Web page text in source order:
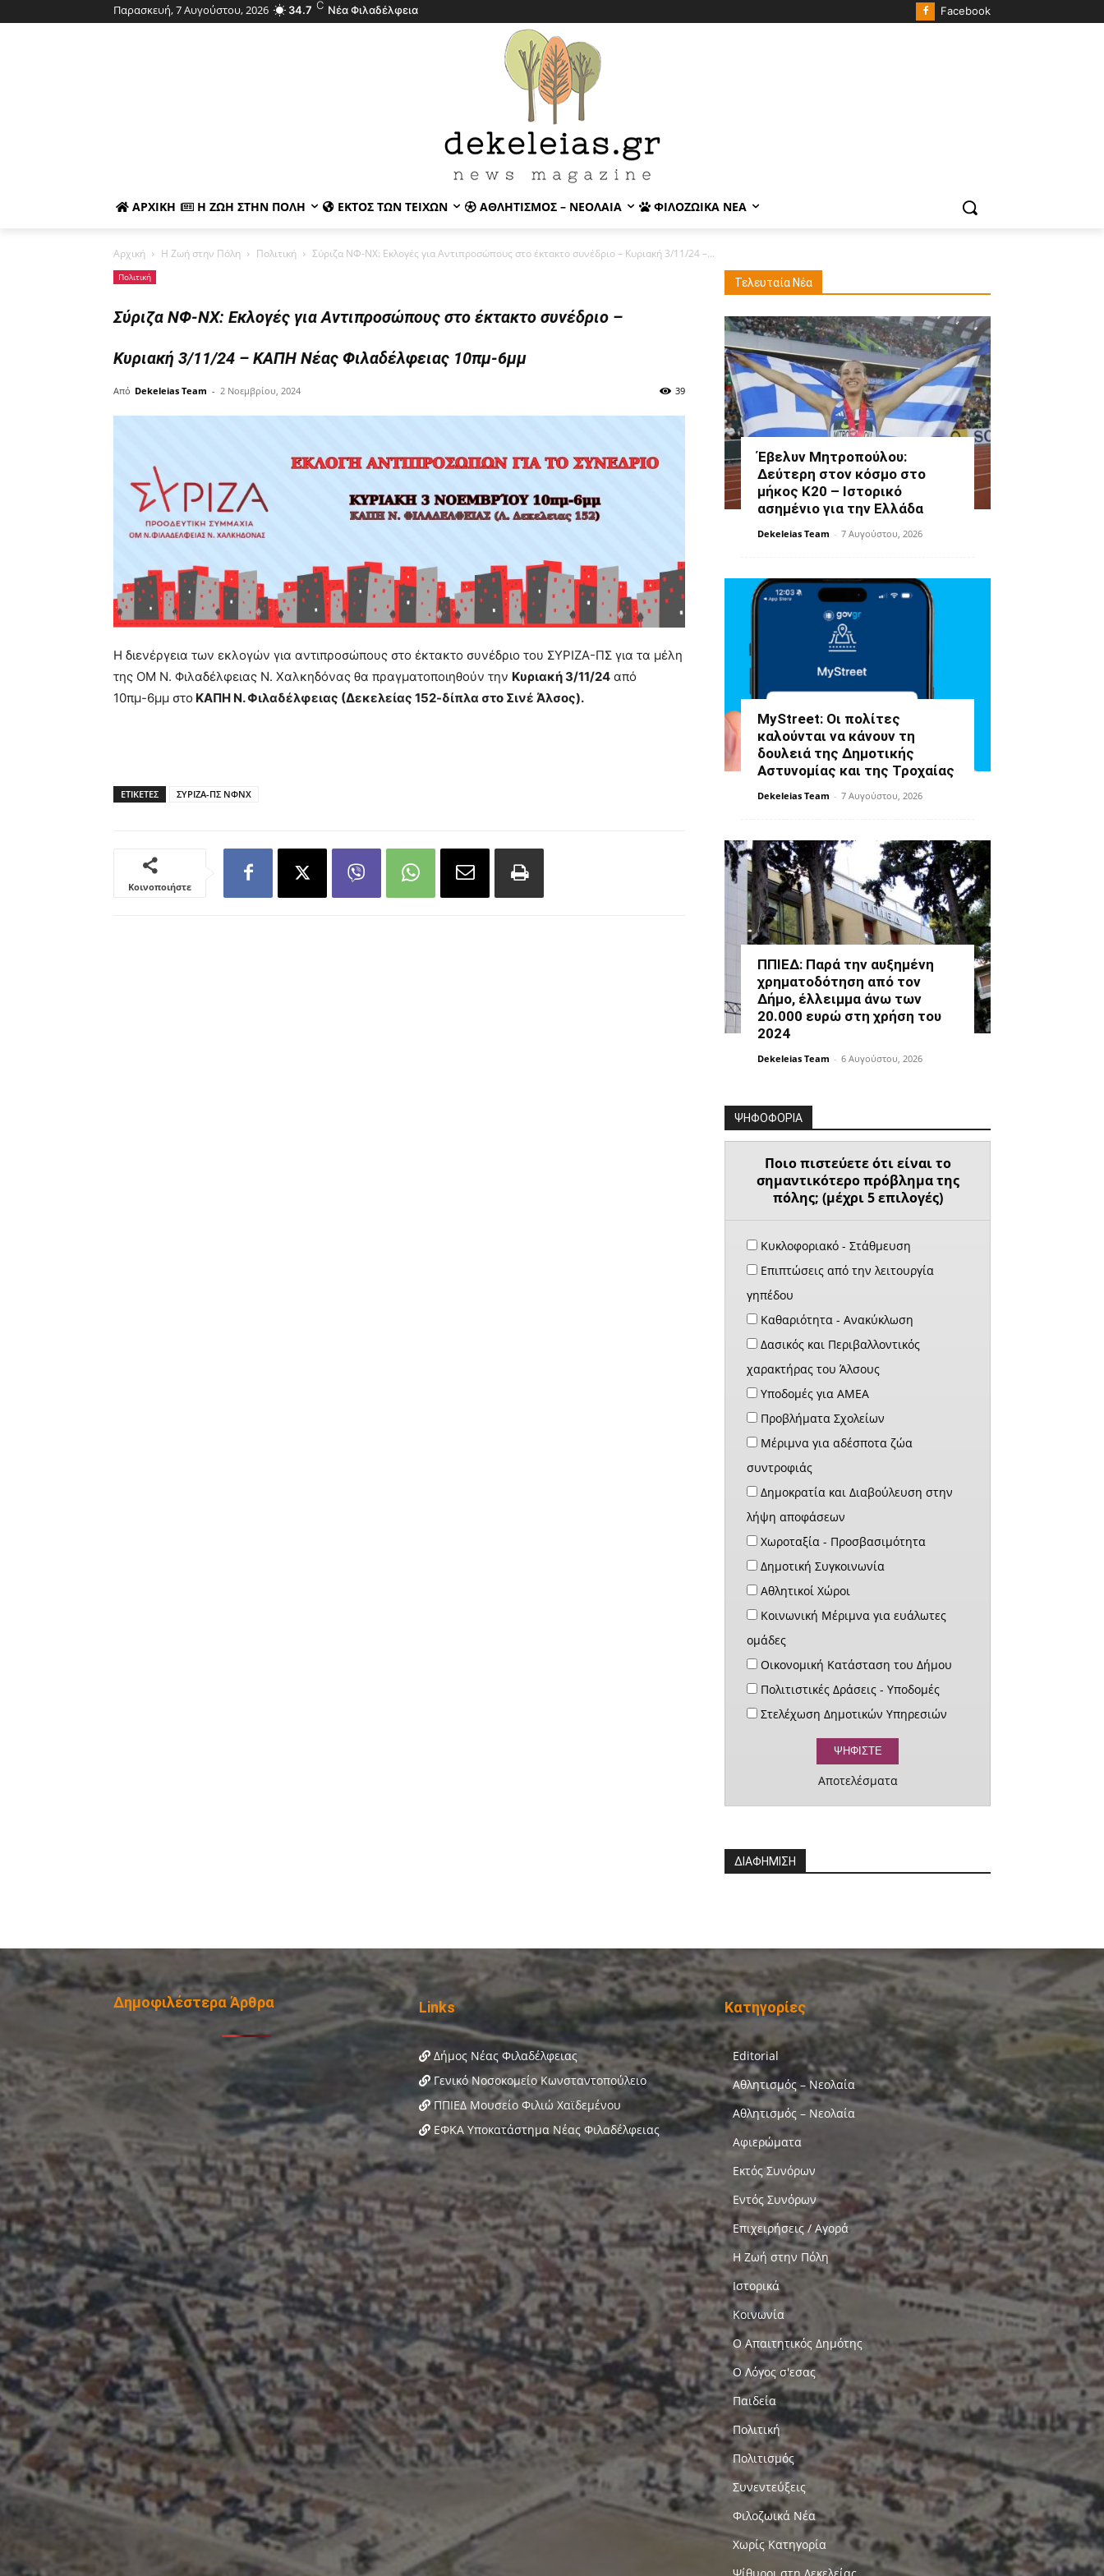
Παρασκευή, 7 Αυγούστου, 2026 34.7 C Νέα Φιλαδέλφεια Facebook
ΑΡΧΙΚΉ Η ΖΩΉ ΣΤΗΝ ΠΌΛΗ ΕΚΤΌΣ ΤΩΝ ΤΕΙΧΏΝ ΑΘΛΗΤΙΣΜΌΣ – ΝΕΟΛΑΊΑ ΦΙΛΟΖΩΙΚΆ ΝΈΑ
Αρχική Η Ζωή στην Πόλη Πολιτική Σύριζα ΝΦ-ΝΧ: Εκλογές για Αντιπροσώπους στο έκτακτο συνέδριο – Κυριακή 3/11/24 –...
Πολιτική
Σύριζα ΝΦ-ΝΧ: Εκλογές για Αντιπροσώπους στο έκτακτο συνέδριο –
Κυριακή 3/11/24 – ΚΑΠΗ Νέας Φιλαδέλφειας 10πμ-6μμ
Από Dekeleias Team - 2 Νοεμβρίου, 2024 39
Η διενέργεια των εκλογών για αντιπροσώπους στο έκτακτο συνέδριο του ΣΥΡΙΖΑ-ΠΣ για τα μέλη
της ΟΜ Ν. Φιλαδέλφειας Ν. Χαλκηδόνας θα πραγματοποιηθούν την Κυριακή 3/11/24 από
10πμ-6μμ στο ΚΑΠΗ Ν. Φιλαδέλφειας (Δεκελείας 152-δίπλα στο Σινέ Άλσος).
ΕΤΙΚΕΤΕΣ ΣΥΡΙΖΑ-ΠΣ ΝΦΝΧ
Κοινοποιήστε
Τελευταία Νέα
Έβελυν Μητροπούλου:
Δεύτερη στον κόσμο στο
μήκος Κ20 – Ιστορικό
ασημένιο για την Ελλάδα
Dekeleias Team - 7 Αυγούστου, 2026
MyStreet: Οι πολίτες
καλούνται να κάνουν τη
δουλειά της Δημοτικής
Αστυνομίας και της Τροχαίας
Dekeleias Team - 7 Αυγούστου, 2026
ΠΠΙΕΔ: Παρά την αυξημένη
χρηματοδότηση από τον
Δήμο, έλλειμμα άνω των
20.000 ευρώ στη χρήση του
2024
Dekeleias Team - 6 Αυγούστου, 2026
ΨΗΦΟΦΟΡΙΑ
Ποιο πιστεύετε ότι είναι το
σημαντικότερο πρόβλημα της
πόλης; (μέχρι 5 επιλογές)
Κυκλοφοριακό - Στάθμευση
Επιπτώσεις από την λειτουργία
γηπέδου
Καθαριότητα - Ανακύκλωση
Δασικός και Περιβαλλοντικός
χαρακτήρας του Άλσους
Υποδομές για ΑΜΕΑ
Προβλήματα Σχολείων
Μέριμνα για αδέσποτα ζώα
συντροφιάς
Δημοκρατία και Διαβούλευση στην
λήψη αποφάσεων
Χωροταξία - Προσβασιμότητα
Δημοτική Συγκοινωνία
Αθλητικοί Χώροι
Κοινωνική Μέριμνα για ευάλωτες
ομάδες
Οικονομική Κατάσταση του Δήμου
Πολιτιστικές Δράσεις - Υποδομές
Στελέχωση Δημοτικών Υπηρεσιών
Αποτελέσματα
ΔΙΑΦΗΜΙΣΗ
Δημοφιλέστερα Άρθρα Links
Δήμος Νέας Φιλαδέλφειας
Γενικό Νοσοκομείο Κωνσταντοπούλειο
ΠΠΙΕΔ Μουσείο Φιλιώ Χαϊδεμένου
ΕΦΚΑ Υποκατάστημα Νέας Φιλαδέλφειας
Κατηγορίες
Editorial
Αθλητισμός – Νεολαία
Αθλητισμός – Νεολαία
Αφιερώματα
Εκτός Συνόρων
Εντός Συνόρων
Επιχειρήσεις / Αγορά
Η Ζωή στην Πόλη
Ιστορικά
Κοινωνία
Ο Απαιτητικός Δημότης
Ο Λόγος σ'εσας
Παιδεία
Πολιτική
Πολιτισμός
Συνεντεύξεις
Φιλοζωικά Νέα
Χωρίς Κατηγορία